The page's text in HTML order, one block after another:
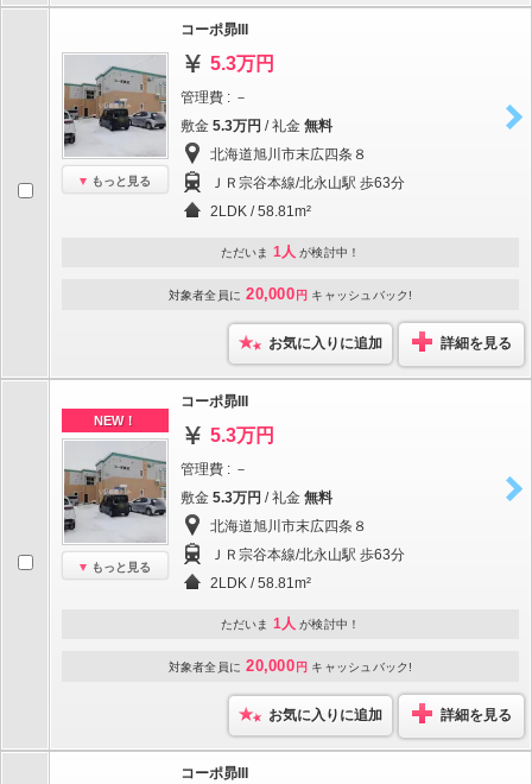
もっと見る
コーポ昴III
5.3万円
管理費 : －
敷金 5.3万円 / 礼金 無料
北海道旭川市末広四条８
ＪＲ宗谷本線/北永山駅 歩63分
2LDK / 58.81m²
ただいま 1人 が検討中！
対象者全員に 20,000 円 キャッシュバック!
お気に入りに追加 詳細を見る
NEW！
もっと見る
コーポ昴III
5.3万円
管理費 : －
敷金 5.3万円 / 礼金 無料
北海道旭川市末広四条８
ＪＲ宗谷本線/北永山駅 歩63分
2LDK / 58.81m²
ただいま 1人 が検討中！
対象者全員に 20,000 円 キャッシュバック!
お気に入りに追加 詳細を見る
コーポ昴III